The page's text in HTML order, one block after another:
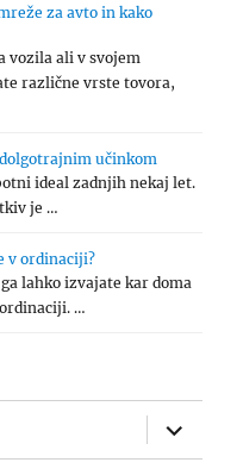
za avto in kako
vozila ali v svojem
različne vrste tovora,
učinkom
ideal zadnjih nekaj let.
je …
v ordinaciji?
lahko izvajate kar doma
…
expand
child
menu